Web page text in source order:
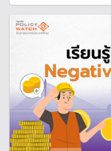
สำเร็จ ถือว่าเป็นการพลิ